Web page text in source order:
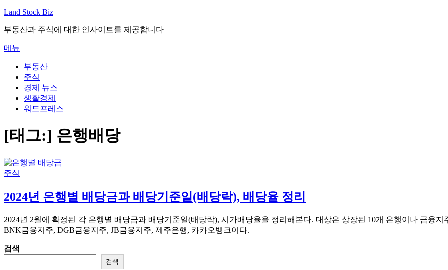
내
으
로
바
Land Stock Biz
부동산과 주식에 대한 인사이트를 제공합니다
메뉴
부동산
주식
경제 뉴스
생활경제
워드프레스
[태그:] 은행배당
주식
2024년 은행별 배당금과 배당기준일(배당락), 배당율 정리
2024년 2월에 확정된 각 은행별 배당금과 배당기준일(배당락), 시가배당율을 정리해본다. 대상은 상장된 10개 은행이나 금융
BNK금융지주, DGB금융지주, JB금융지주, 제주은행, 카카오뱅크이다.
검색
검색